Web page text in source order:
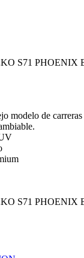
S71 PHOENIX
modelo de
S71 PHOENIX